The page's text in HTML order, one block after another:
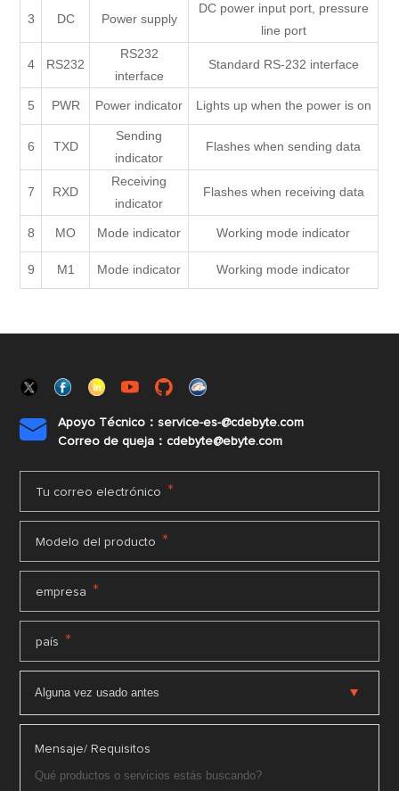
3 DC Power supply
DC power input port, pressure
line port
4 RS232
RS232
interface
Standard RS-232 interface
5 PWR Power indicator Lights up when the power is on
6 TXD
Sending
indicator
Flashes when sending data
7 RXD
Receiving
indicator
Flashes when receiving data
8 MO Mode indicator Working mode indicator
9 M1 Mode indicator Working mode indicator

Apoyo Técnico：service-es-@cdebyte.com
Correo de queja：cdebyte@ebyte.com
Tu correo electrónico *
Modelo del producto *
empresa *
país *
Mensaje/ Requisitos